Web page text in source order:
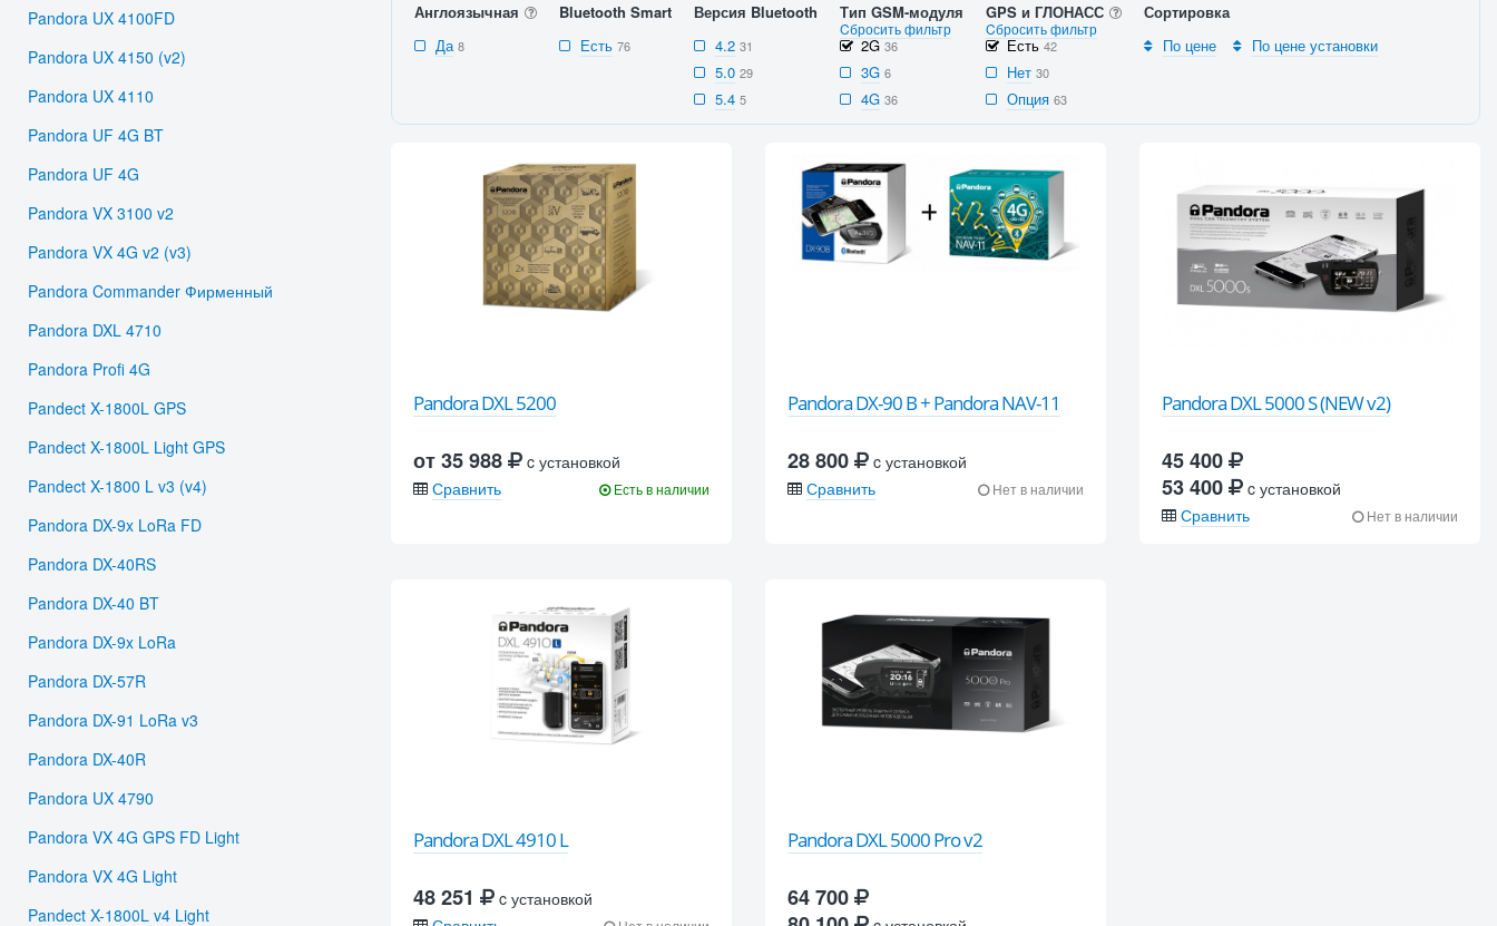
Англоязычная
Да 8
Bluetooth Smart
Есть 76
Версия Bluetooth
4.2 31
5.0 29
5.4 5
Тип GSM-модуля
Cбросить фильтр
2G36
3G 6
4G 36
GPS и ГЛОНАСС
Cбросить фильтр
Есть42
Нет 30
Опция 63
Сортировка
По цене
По цене установки
Pandora DXL 5200
от 35 988
c установкой
Сравнить
Есть в наличии
Pandora DX-90 B + Pandora NAV-11
28 800
c установкой
Сравнить
Нет в наличии
Pandora DXL 5000 S (NEW v2)
45 400
53 400
c установкой
Сравнить
Нет в наличии
Pandora DXL 4910 L
48 251
c установкой
Pandora DXL 5000 Pro v2
64 700
Pandora UX 4100FD
Pandora UX 4150 (v2)
Pandora UX 4110
Pandora UF 4G BT
Pandora UF 4G
Pandora VX 3100 v2
Pandora VX 4G v2 (v3)
Pandora Commander Фирменный
Pandora DXL 4710
Pandora Profi 4G
Pandect X-1800L GPS
Pandect X-1800L Light GPS
Pandect X-1800 L v3 (v4)
Pandora DX-9x LoRa FD
Pandora DX-40RS
Pandora DX-40 BT
Pandora DX-9x LoRa
Pandora DX-57R
Pandora DX-91 LoRa v3
Pandora DX-40R
Pandora UX 4790
Pandora VX 4G GPS FD Light
Pandora VX 4G Light
Pandect X-1800L v4 Light